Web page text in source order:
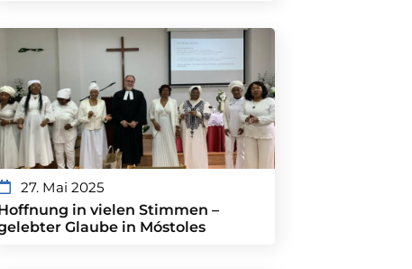
27. Mai 2025
in vielen Stimmen –
Glaube in Móstoles